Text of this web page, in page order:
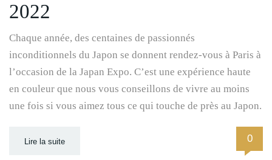
2022
Chaque année, des centaines de passionnés
inconditionnels du Japon se donnent rendez-vous à Paris à
l’occasion de la Japan Expo. C’est une expérience haute
en couleur que nous vous conseillons de vivre au moins
une fois si vous aimez tous ce qui touche de près au Japon.
Lire la suite 0